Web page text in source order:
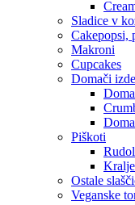
Sladice v
Cakepopsi,
Makroni
Cupcakes
Domači
Piškoti
Ostale
Veganske